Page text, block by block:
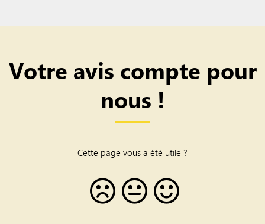
Votre avis compte pour
nous !
Cette page vous a été utile ?